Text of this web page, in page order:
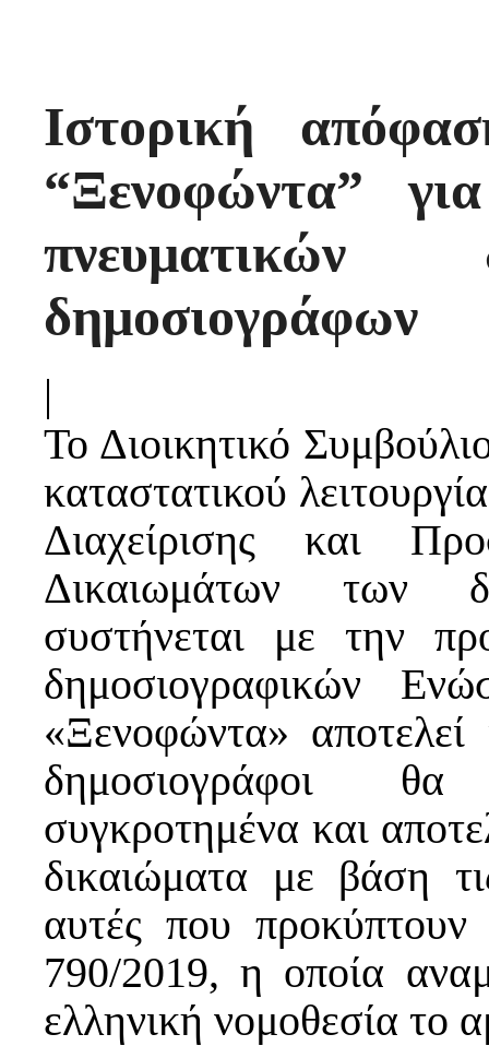
Ιστορική
“Ξενοφώντα”
πνευματικών
δημοσιογράφων
|
Το Διοικητικό
καταστατικού
Διαχείρισης και
Δικαιωμάτων των
συστήνεται με την
δημοσιογραφικών
«Ξενοφώντα»
δημοσιογράφοι θα
συγκροτημένα και
δικαιώματα με βάση
αυτές που
790/2019, η οποία
ελληνική νομοθεσία το